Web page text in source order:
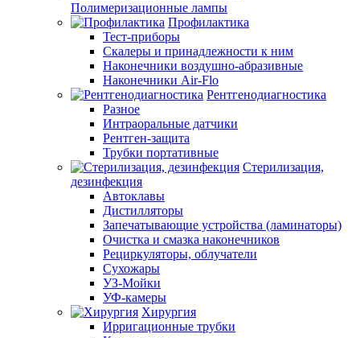
Полимеризационные лампы
Профилактика
Тест-приборы
Скалеры и принадлежности к ним
Наконечники воздушно-абразивные
Наконечники Air-Flo
Рентгенодиагностика
Разное
Интраоральные датчики
Рентген-защита
Трубки портативные
Стерилизация,
дезинфекция
Автоклавы
Дистилляторы
Запечатывающие устройства (ламинаторы)
Очистка и смазка наконечников
Рециркуляторы, облучатели
Сухожары
УЗ-Мойки
УФ-камеры
Хирургия
Ирригационные трубки